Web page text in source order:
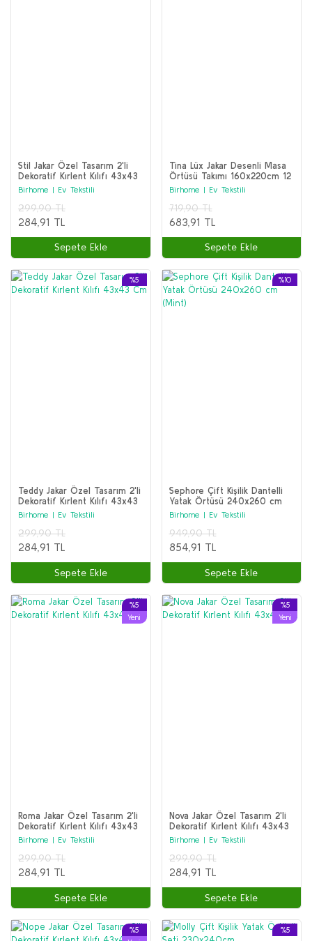
Stil Jakar Özel Tasarım 2'li
Dekoratif Kırlent Kılıfı 43x43
cm
Birhome | Ev Tekstili
299,90 TL
284,91 TL
Sepete Ekle
Tina Lüx Jakar Desenli Masa
Örtüsü Takımı 160x220cm 12
Kişilik
Birhome | Ev Tekstili
719,90 TL
683,91 TL
Sepete Ekle
%5
Teddy Jakar Özel Tasarım 2'li
Dekoratif Kırlent Kılıfı 43x43
Cm
Birhome | Ev Tekstili
299,90 TL
284,91 TL
Sepete Ekle
%10
Sephore Çift Kişilik Dantelli
Yatak Örtüsü 240x260 cm
(Mint)
Birhome | Ev Tekstili
949,90 TL
854,91 TL
Sepete Ekle
%5
Yeni
Roma Jakar Özel Tasarım 2'li
Dekoratif Kırlent Kılıfı 43x43
Cm
Birhome | Ev Tekstili
299,90 TL
284,91 TL
Sepete Ekle
%5
Yeni
Nova Jakar Özel Tasarım 2'li
Dekoratif Kırlent Kılıfı 43x43
Cm
Birhome | Ev Tekstili
299,90 TL
284,91 TL
Sepete Ekle
%5
%5